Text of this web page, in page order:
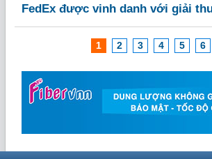
FedEx được vinh danh với giải
1 2 3 4 5 6